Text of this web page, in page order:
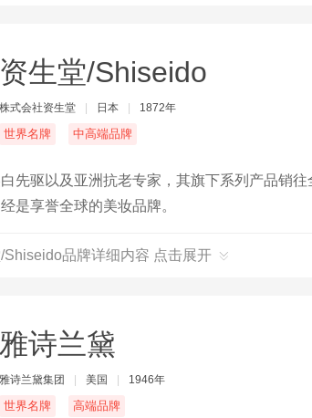
资生堂/Shiseido
株式会社资生堂 日本 1872年
世界名牌 中高端品牌
先驱以及亚洲抗老专家，其旗下系列产品销
是享誉全球的美妆品牌。
Shiseido品牌详细内容 点击展开
雅诗兰黛
雅诗兰黛集团 美国 1946年
世界名牌 高端品牌